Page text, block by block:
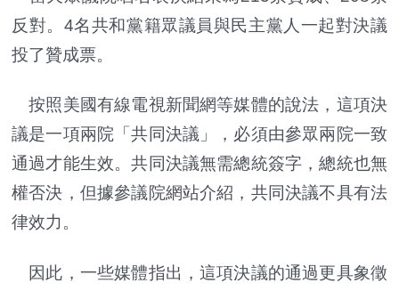
反對。4名共和黨籍眾議員與民主黨人一起對決議
投了贊成票。
按照美國有線電視新聞網等媒體的說法，這項決
議是一項兩院「共同決議」，必須由參眾兩院一致
通過才能生效。共同決議無需總統簽字，總統也無
權否決，但據參議院網站介紹，共同決議不具有法
律效力。
因此，一些媒體指出，這項決議的通過更具象徵